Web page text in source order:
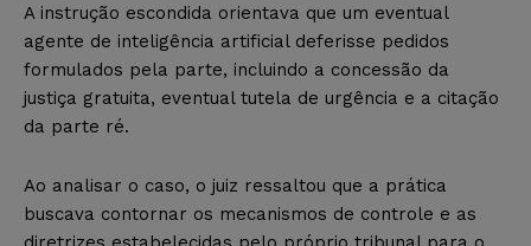
A instrução escondida orientava que um eventual
agente de inteligência artificial deferisse pedidos
formulados pela parte, incluindo a concessão da
justiça gratuita, eventual tutela de urgência e a citação
da parte ré.
Ao analisar o caso, o juiz ressaltou que a prática
buscava contornar os mecanismos de controle e as